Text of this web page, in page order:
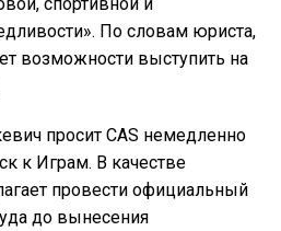
По словам юриста,
возможности выступить на
просит CAS немедленно
к Играм. В качестве
провести официальный
до вынесения